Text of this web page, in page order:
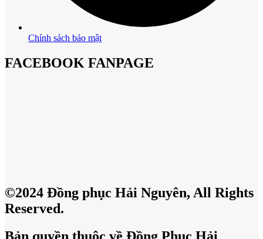
Chính sách bảo mật
FACEBOOK FANPAGE
©2024 Đồng phục Hải Nguyên, All Rights
Reserved.